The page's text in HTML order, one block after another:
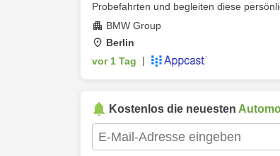
Probefahrten und begleiten diese
BMW Group
Berlin
vor 1 Tag
Kostenlos die neuesten